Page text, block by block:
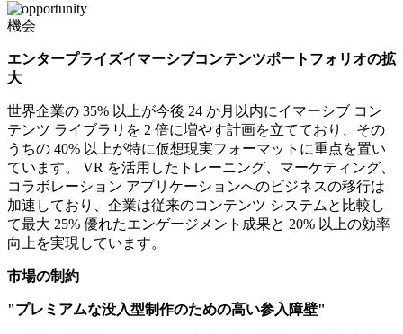
機会
エンタープライズイマーシブコンテンツポートフォリオの拡
大
世界企業の 35% 以上が今後 24 か月以内にイマーシブ コン
テンツ ライブラリを 2 倍に増やす計画を立てており、その
うちの 40% 以上が特に仮想現実フォーマットに重点を置い
ています。 VR を活用したトレーニング、マーケティング、
コラボレーション アプリケーションへのビジネスの移行は
加速しており、企業は従来のコンテンツ システムと比較し
て最大 25% 優れたエンゲージメント成果と 20% 以上の効率
向上を実現しています。
市場の制約
"プレミアムな没入型制作のための高い参入障壁"